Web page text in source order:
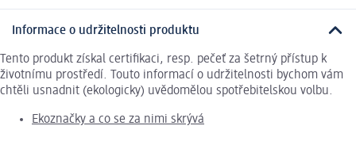
Informace o udržitelnosti produktu
Tento produkt získal certifikaci, resp. pečeť za šetrný přístup k
životnímu prostředí. Touto informací o udržitelnosti bychom vám
chtěli usnadnit (ekologicky) uvědomělou spotřebitelskou volbu.
Ekoznačky a co se za nimi skrývá